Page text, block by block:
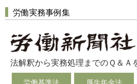
労働実務事例集
法解釈から実務処理までのＱ＆Ａ
労働基準法 厚生年金法